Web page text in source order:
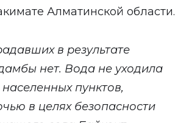
Алматинской области.
в результате
нет. Вода не уходила
пунктов,
в целях безопасности